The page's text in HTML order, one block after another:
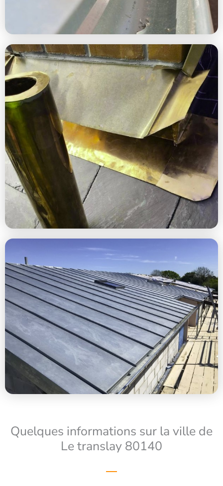
Quelques informations sur la ville de
Le translay 80140